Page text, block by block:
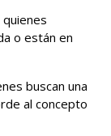
o están en
buscan una
al concepto